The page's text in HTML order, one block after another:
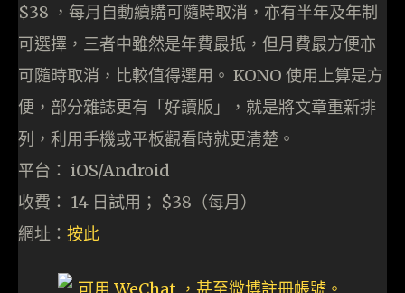
$38 ，每月自動續購可隨時取消，亦有半年及年制
可選擇，三者中雖然是年費最抵，但月費最方便亦
可隨時取消，比較值得選用。 KONO 使用上算是方
便，部分雜誌更有「好讀版」，就是將文章重新排
列，利用手機或平板觀看時就更清楚。
平台： iOS/Android
收費： 14 日試用； $38（每月）
網址： 按此